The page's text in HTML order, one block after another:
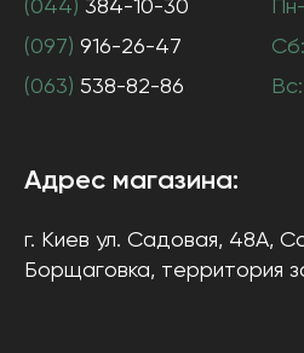
(044) 384-10-30
(097) 916-26-47
(063) 538-82-86
Сб:
Вс:
Адрес магазина:
г. Киев ул. Садовая, 48А,
Борщаговка, территория